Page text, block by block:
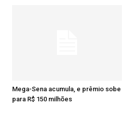
Mega-Sena acumula, e prêmio sobe
para R$ 150 milhões